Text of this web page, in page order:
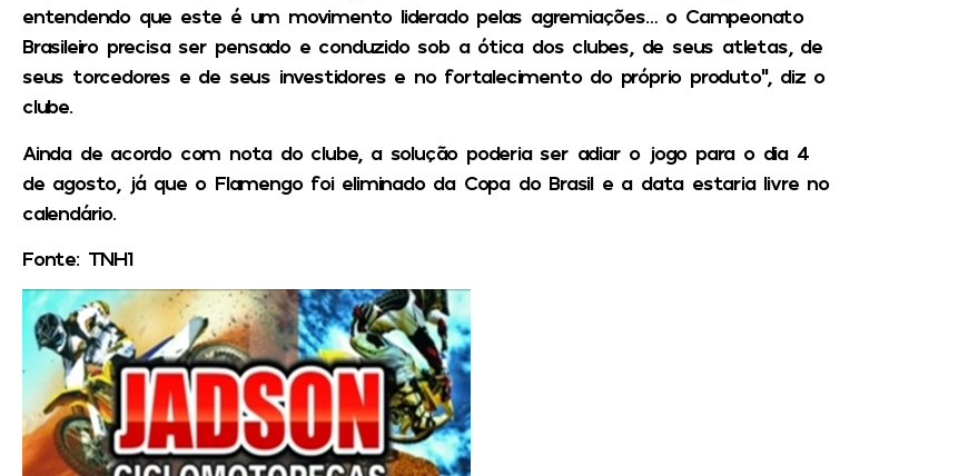
entendendo que este é um movimento liderado pelas agremiações… o Campeonato
Brasileiro precisa ser pensado e conduzido sob a ótica dos clubes, de seus atletas, de
seus torcedores e de seus investidores e no fortalecimento do próprio produto”, diz o
clube.
Ainda de acordo com nota do clube, a solução poderia ser adiar o jogo para o dia 4
de agosto, já que o Flamengo foi eliminado da Copa do Brasil e a data estaria livre no
calendário.
Fonte: TNH1